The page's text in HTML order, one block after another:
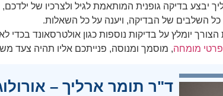
יבצע בדיקה גופנית המותאמת לגיל ולצרכיו של
כל השלבים של הבדיקה, ויענה על כל השאלות.
יומלץ על בדיקות נוספות כגון אולטרסאונד בכדי
פרטי מומחה, מוסמך ומנוסה, פנייתכם אליו תהיה צעד
ד"ר תומר ארליך –